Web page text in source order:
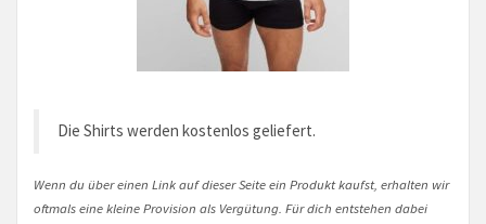
Die Shirts werden kostenlos geliefert.
Wenn du über einen Link auf dieser Seite ein Produkt kaufst, erhalten wir
oftmals eine kleine Provision als Vergütung. Für dich entstehen dabei